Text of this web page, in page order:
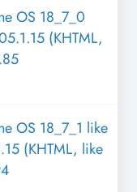
OS 18_7_0
(KHTML,
OS 18_7_1 like
(KHTML, like